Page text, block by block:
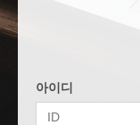
아이디